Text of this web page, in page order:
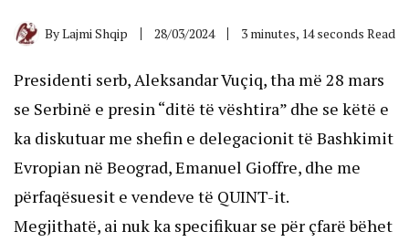
ByLajmi Shqip 28/03/2024 3 minutes, 14 seconds Read
Presidenti serb, Aleksandar Vuçiq, tha më 28 mars
se Serbinë e presin “ditë të vështira” dhe se këtë e
ka diskutuar me shefin e delegacionit të Bashkimit
Evropian në Beograd, Emanuel Gioffre, dhe me
përfaqësuesit e vendeve të QUINT-it.
Megjithatë, ai nuk ka specifikuar se për çfarë bëhet